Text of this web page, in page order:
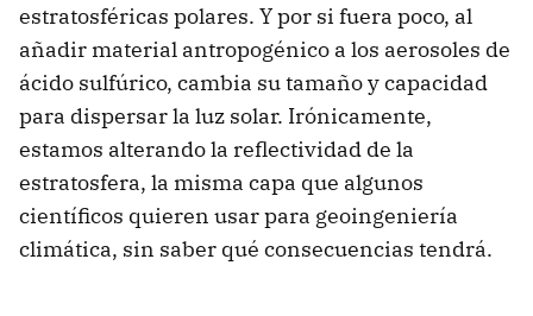
estratosféricas polares. Y por si fuera poco, al
añadir material antropogénico a los aerosoles de
ácido sulfúrico, cambia su tamaño y capacidad
para dispersar la luz solar. Irónicamente,
estamos alterando la reflectividad de la
estratosfera, la misma capa que algunos
científicos quieren usar para geoingeniería
climática, sin saber qué consecuencias tendrá.